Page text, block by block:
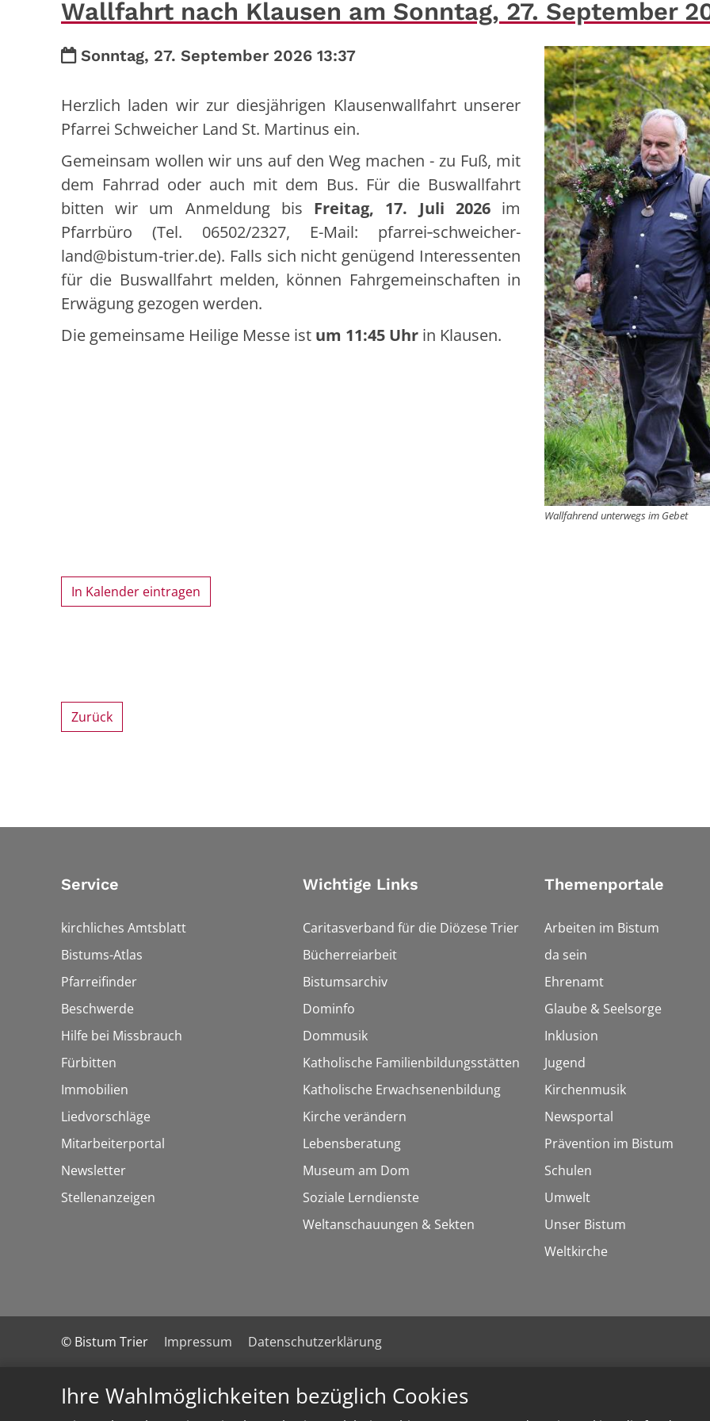
Ihre Wahlmöglichkeiten bezüglich Cookies
Wallfahrt nach Klausen am Sonntag, 27. September
Wallfahrend unterwegs im Gebet
Datum:
Sonntag, 27. September 2026 13:37
Herzlich laden wir zur diesjährigen Klausenwallfahrt unserer
Pfarrei Schweicher Land St. Martinus ein.
Gemeinsam wollen wir uns auf den Weg machen - zu Fuß, mit
dem Fahrrad oder auch mit dem Bus. Für die Buswallfahrt
bitten wir um Anmeldung bis Freitag, 17. Juli 2026im
Pfarrbüro (Tel. 06502/2327, E-Mail: pfarrei‑schweicher-
land@bistum-trier.de). Falls sich nicht genügend Interessenten
für die Buswallfahrt melden, können Fahrgemeinschaften in
Erwägung gezogen werden.
Die gemeinsame Heilige Messe ist um 11:45 Uhr in Klausen.
In Kalender eintragen
Zurück
Service
kirchliches Amtsblatt
Bistums-Atlas
Pfarreifinder
Beschwerde
Hilfe bei Missbrauch
Fürbitten
Immobilien
Liedvorschläge
Mitarbeiterportal
Newsletter
Stellenanzeigen
Wichtige Links
Caritasverband für die Diözese Trier
Bücherreiarbeit
Bistumsarchiv
Dominfo
Dommusik
Katholische Familienbildungsstätten
Katholische Erwachsenenbildung
Kirche verändern
Lebensberatung
Museum am Dom
Soziale Lerndienste
Weltanschauungen & Sekten
Themenportale
Arbeiten im Bistum
da sein
Ehrenamt
Glaube & Seelsorge
Inklusion
Jugend
Kirchenmusik
Newsportal
Prävention im Bistum
Schulen
Umwelt
Unser Bistum
Weltkirche
© Bistum Trier Impressum Datenschutzerklärung